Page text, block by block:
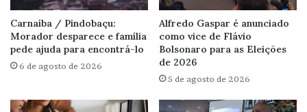
Carnaíba / Pindobaçu:
Morador desparece e família
pede ajuda para encontrá-lo
6 de agosto de 2026
Alfredo Gaspar é anunciado
como vice de Flávio
Bolsonaro para as Eleições
de 2026
5 de agosto de 2026